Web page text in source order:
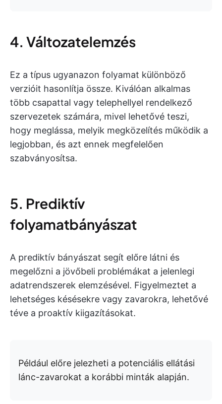
4. Változatelemzés
Ez a típus ugyanazon folyamat különböző
verzióit hasonlítja össze. Kiválóan alkalmas
több csapattal vagy telephellyel rendelkező
szervezetek számára, mivel lehetővé teszi,
hogy meglássa, melyik megközelítés működik a
legjobban, és azt ennek megfelelően
szabványosítsa.
5. Prediktív
folyamatbányászat
A prediktív bányászat segít előre látni és
megelőzni a jövőbeli problémákat a jelenlegi
adatrendszerek elemzésével. Figyelmeztet a
lehetséges késésekre vagy zavarokra, lehetővé
téve a proaktív kiigazításokat.
Például előre jelezheti a potenciális ellátási
lánc-zavarokat a korábbi minták alapján.